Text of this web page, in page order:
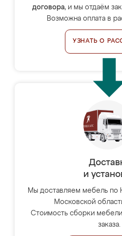
договора, и мы отдаём
Возможна оплата в
УЗНАТЬ О
и
Мы доставляем мебель по
Московской
Стоимость сборки
заказа.